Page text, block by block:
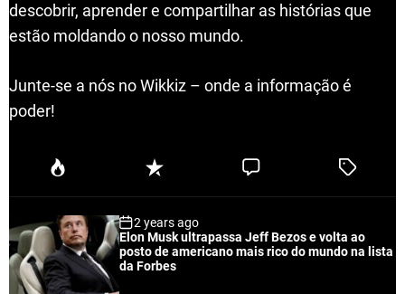
descobrir, aprender e compartilhar as histórias que
estão moldando o nosso mundo.
Junte-se a nós no Wikkiz – onde a informação é
poder!
P
u
a
r
R
e
n
t
C
e
T
e
2 years ago
Elon Musk ultrapassa Jeff Bezos e volta ao
posto de americano mais rico do mundo na lista
da Forbes